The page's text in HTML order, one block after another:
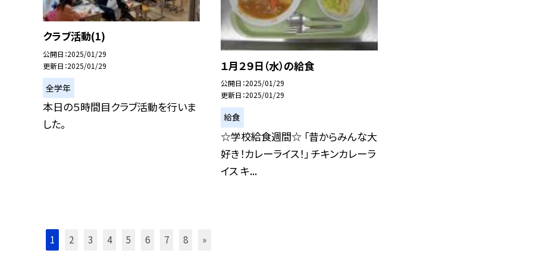
クラブ活動(1)
公開日 2025/01/29
更新日 2025/01/29
全学年
本日の５時間目クラブ活動を行いま
した。
１月２９日（水）の給食
公開日 2025/01/29
更新日 2025/01/29
給食
☆学校給食週間☆ 「昔からみんな大
好き！カレーライス！」 チキンカレーラ
イス キ...
1 2 3 4 5 6 7 8 »